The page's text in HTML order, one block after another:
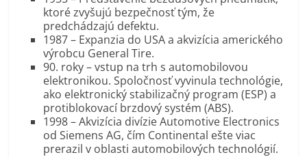
ktoré zvyšujú bezpečnosť tým, že
predchádzajú defektu.
1987 – Expanzia do USA a akvizícia amerického
výrobcu General Tire.
90. roky – vstup na trh s automobilovou
elektronikou. Spoločnosť vyvinula technológie,
ako elektronický stabilizačný program (ESP) a
protiblokovací brzdový systém (ABS).
1998 – Akvizícia divízie Automotive Electronics
od Siemens AG, čím Continental ešte viac
prerazil v oblasti automobilových technológií.